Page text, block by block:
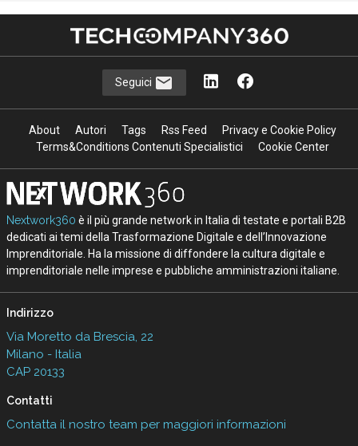
Seguici
About Autori Tags Rss Feed
Privacy e Cookie Policy
Terms&Conditions Contenuti Specialistici
Cookie Center
Nextwork360 è il più grande network in Italia di testate e portali B2B
dedicati ai temi della Trasformazione Digitale e dell’Innovazione
Imprenditoriale. Ha la missione di diffondere la cultura digitale e
imprenditoriale nelle imprese e pubbliche amministrazioni italiane.
Indirizzo
Via Moretto da Brescia, 22
Milano - Italia
CAP 20133
Contatti
Contatta il nostro team per maggiori informazioni